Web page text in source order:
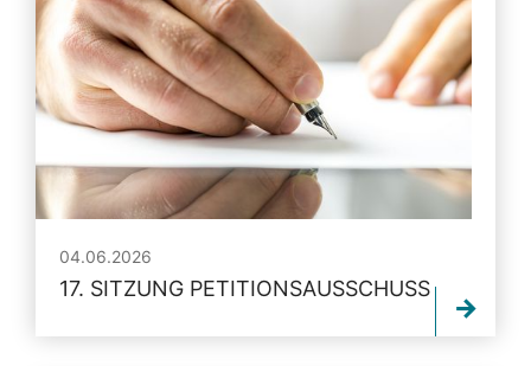
04.06.2026
17. SITZUNG PETITIONSAUSSCHUSS